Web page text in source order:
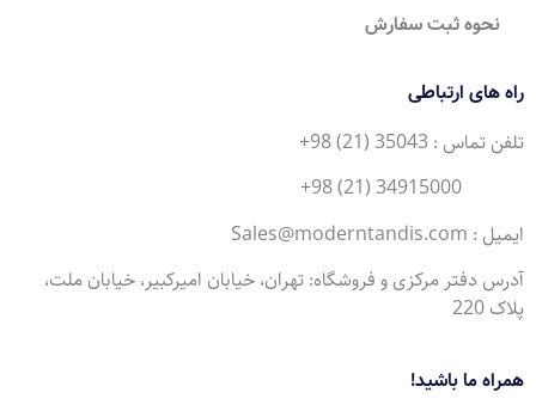
نحوه ثبت سفارش
راه های ارتباطی
تلفن تماس : 35043 (21) 98+
ایمیل : Sales@moderntandis.com
آدرس دفتر مرکزی و فروشگاه: تهران، خیابان امیرکبیر، خیابان ملت،
پلاک 220
همراه ما باشید!